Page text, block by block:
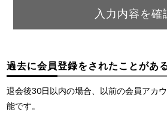
過去に会員登録をされたことがあ
退会後30日以内の場合、以前の会員アカ
能です。